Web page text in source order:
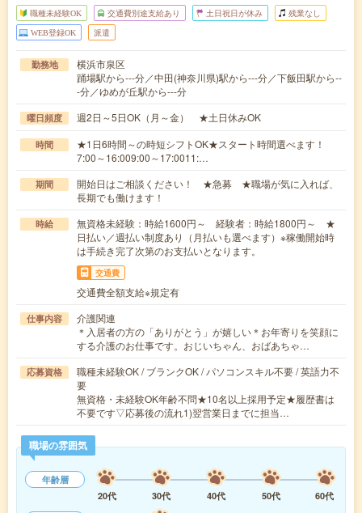
職種未経験OK 交通費別途支給あり 土日祝日が休み 残業なし
WEB登録OK 派遣
勤務地
横浜市泉区
踊場駅から---分／中田(神奈川県)駅から---分／下飯田駅から--
-分／ゆめが丘駅から---分
曜日頻度 週2日～5日OK（月～金） ★土日休みOK
時間
★1日6時間～の時短シフトOK★スタート時間選べます！
7:00～16:009:00～17:0011:…
期間
開始日はご相談ください！ ★急募 ★職場が気に入れば、
長期でも働けます！
時給
無資格未経験：時給1600円～ 経験者：時給1800円～ ★
日払い／週払い制度あり（月払いも選べます）※稼働開始時
は手続き完了次第のお支払いとなります。
交通費
交通費全額支給※規定有
仕事内容
介護関連
＊入居者の方の「ありがとう」が嬉しい＊お年寄りを笑顔に
する介護のお仕事です。おじいちゃん、おばあちゃ…
応募資格
職種未経験OK / ブランクOK / パソコンスキル不要 / 英語力不
要
無資格・未経験OK年齢不問★10名以上採用予定★履歴書は
不要です▽応募後の流れ1)翌営業日までに担当…
職場の雰囲気
年齢層
20代
30代 40代 50代
60代